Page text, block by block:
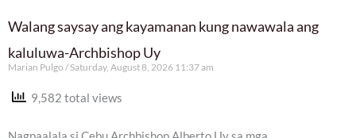
Walang saysay ang kayamanan kung nawawala ang
kaluluwa-Archbishop Uy
Marian Pulgo Saturday, August 8, 2026 11:37 am
9,582 total views